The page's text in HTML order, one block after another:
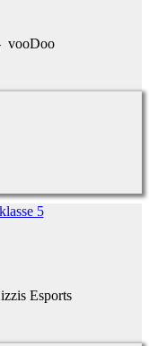
vooDoo
5
Esports